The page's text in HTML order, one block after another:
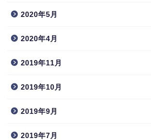
2020年5月
2020年4月
2019年11月
2019年10月
2019年9月
2019年7月